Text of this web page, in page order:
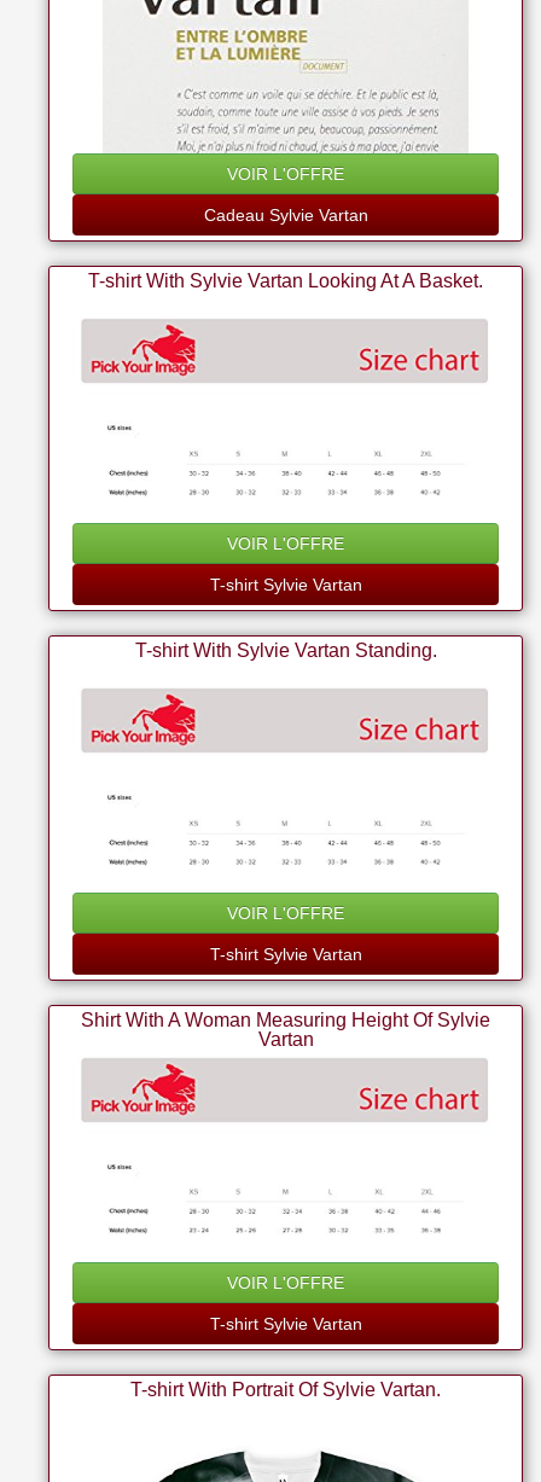
VOIR L'OFFRE
Cadeau Sylvie Vartan
T-shirt With Sylvie Vartan Looking At A Basket.
VOIR L'OFFRE
T-shirt Sylvie Vartan
T-shirt With Sylvie Vartan Standing.
VOIR L'OFFRE
T-shirt Sylvie Vartan
Shirt With A Woman Measuring Height Of Sylvie
Vartan
VOIR L'OFFRE
T-shirt Sylvie Vartan
T-shirt With Portrait Of Sylvie Vartan.